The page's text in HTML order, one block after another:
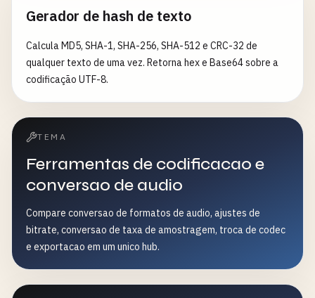
Gerador de hash de texto
Calcula MD5, SHA-1, SHA-256, SHA-512 e CRC-32 de
qualquer texto de uma vez. Retorna hex e Base64 sobre a
codificação UTF-8.
TEMA
Ferramentas de codificacao e
conversao de audio
Compare conversao de formatos de audio, ajustes de
bitrate, conversao de taxa de amostragem, troca de codec
e exportacao em um unico hub.